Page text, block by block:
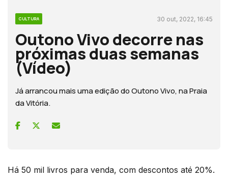
CULTURA 30 out, 2022, 16:45
Outono Vivo decorre nas
próximas duas semanas
(Vídeo)
Já arrancou mais uma edição do Outono Vivo, na Praia
da Vitória.
Há 50 mil livros para venda, com descontos até 20%.